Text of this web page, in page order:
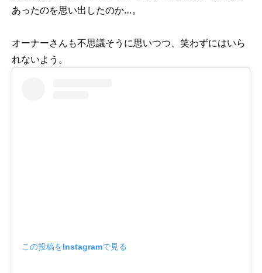
あったのを思い出したのか…。
オーナーさんも不思議そうに思いつつ、笑わずにはいら
れないよう。
この投稿をInstagramで見る